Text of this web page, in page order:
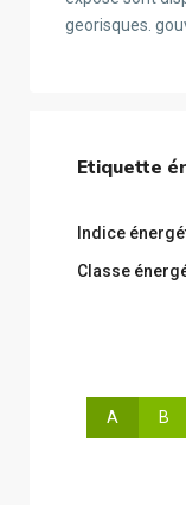
georisques.
Etiquette
Indice
Classe
A B